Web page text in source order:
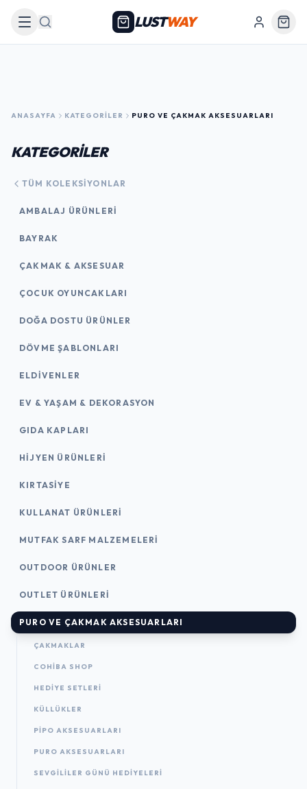
Arama LUSTWAY
ANASAYFA KATEGORILER PURO VE ÇAKMAK AKSESUARLARI
KATEGORİLER
TÜM KOLEKSIYONLAR
AMBALAJ ÜRÜNLERI
BAYRAK
ÇAKMAK & AKSESUAR
ÇOCUK OYUNCAKLARI
DOĞA DOSTU ÜRÜNLER
DÖVME ŞABLONLARI
ELDIVENLER
EV & YAŞAM & DEKORASYON
GIDA KAPLARI
HIJYEN ÜRÜNLERI
KIRTASİYE
KULLANAT ÜRÜNLERI
MUTFAK SARF MALZEMELERI
OUTDOOR ÜRÜNLER
OUTLET ÜRÜNLERI
PURO VE ÇAKMAK AKSESUARLARI
ÇAKMAKLAR
COHIBA SHOP
HEDIYE SETLERI
KÜLLÜKLER
PIPO AKSESUARLARI
PURO AKSESUARLARI
SEVGILILER GÜNÜ HEDIYELERI